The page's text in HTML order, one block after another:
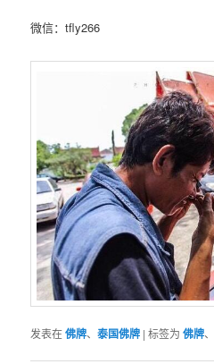
微信：tfly266
发表在佛牌、泰国佛牌 |标签为 佛牌